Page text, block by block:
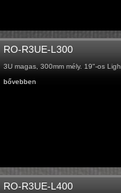
RO-R3UE-L300
3U magas, 300mm mély. 19"-os
bővebben
RO-R3UE-L400